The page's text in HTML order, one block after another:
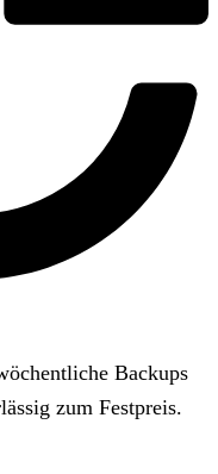
Backups
zum Festpreis.